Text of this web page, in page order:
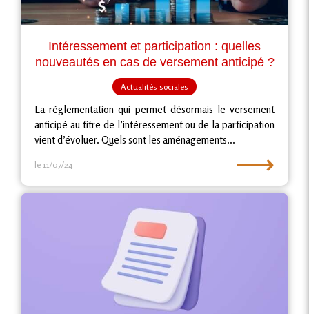
Intéressement et participation : quelles
nouveautés en cas de versement anticipé ?
Actualités sociales
La réglementation qui permet désormais le versement
anticipé au titre de l’intéressement ou de la participation
vient d’évoluer. Quels sont les aménagements...
le 11/07/24 ⟶